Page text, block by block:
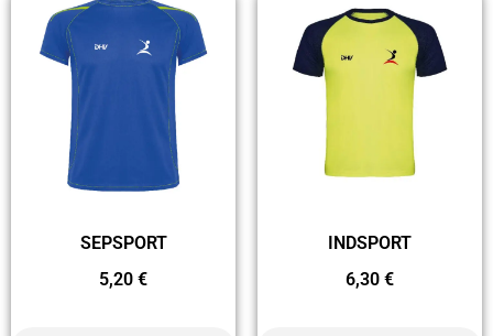
SEPSPORT
5,20 €
INDSPORT
6,30 €